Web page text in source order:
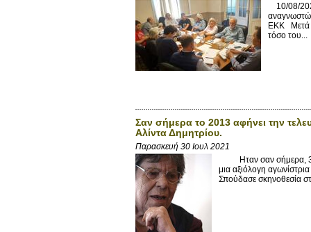
10/08/
ΕΚΚ Μετά
τόσο του...
Σαν σήμερα το 2013 αφήνει την
Αλίντα Δημητρίου.
Παρασκευή 30 Ιουλ 2021
Ηταν σαν σήμερα, 30
μια αξιόλογη
Σπούδασε σκηνοθεσία